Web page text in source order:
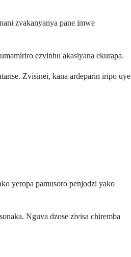
zvakanyanya pane imwe
ezvinhu akasiyana ekurapa.
Zvisinei, kana ardeparin iripo uye
yeropa pamusoro penjodzi yako
Nguva dzose zivisa chiremba